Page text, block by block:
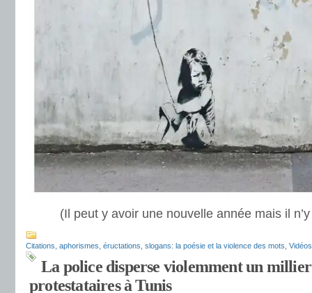
(Il peut y avoir une nouvelle année mais il
Citations, aphorismes, éructations, slogans: la poésie et la violence des mots
La police disperse violemment un millier
protestataires à Tunis